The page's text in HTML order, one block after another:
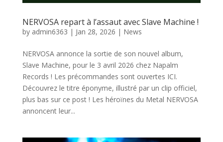
NERVOSA repart à l’assaut avec Slave Machine !
by admin6363 | Jan 28, 2026 | News
NERVOSA annonce la sortie de son nouvel album,
Slave Machine, pour le 3 avril 2026 chez Napalm
Records ! Les précommandes sont ouvertes ICI.
Découvrez le titre éponyme, illustré par un clip officiel,
plus bas sur ce post ! Les héroïnes du Metal NERVOSA
annoncent leur...